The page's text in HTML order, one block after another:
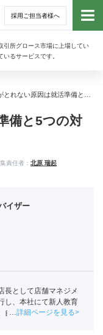
採用ご担当者様へ
引所グロース市場に上場してい
るサービスです。
トッ
備と5つの対
責任者： 北原 瑞起
イザー
長として店舗マネジメ
し、本社にて新人教育
自分の長いキャリアを
詳細ページを見る